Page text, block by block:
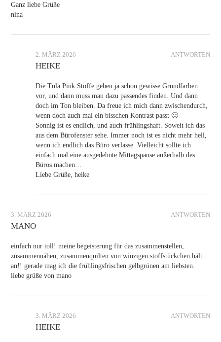
Ganz liebe Grüße
nina
ANTWORTEN
2. MÄRZ 2026
HEIKE
Die Tula Pink Stoffe geben ja schon gewisse Grundfarben
vor, und dann muss man dazu passendes finden. Und dann
doch im Ton bleiben. Da freue ich mich dann zwischendurch,
wenn doch auch mal ein bisschen Kontrast passt 🙂
Sonnig ist es endlich, und auch frühlingshaft. Soweit ich das
aus dem Bürofenster sehe. Immer noch ist es nicht mehr hell,
wenn ich endlich das Büro verlasse. Vielleicht sollte ich
einfach mal eine ausgedehnte Mittagspause außerhalb des
Büros machen…
Liebe Grüße, heike
ANTWORTEN
3. MÄRZ 2026
MANO
einfach nur toll! meine begeisterung für das zusammenstellen,
zusammennähen, zusammenquilten von winzigen stoffstückchen hält
an!! gerade mag ich die frühlingsfrischen gelbgrünen am liebsten.
liebe grüße von mano
ANTWORTEN
3. MÄRZ 2026
HEIKE